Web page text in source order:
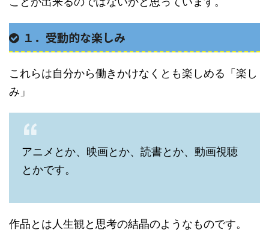
１．受動的な楽しみ
これらは自分から働きかけなくとも楽しめる「楽し
み」
アニメとか、映画とか、読書とか、動画視聴
とかです。
作品とは人生観と思考の結晶のようなものです。